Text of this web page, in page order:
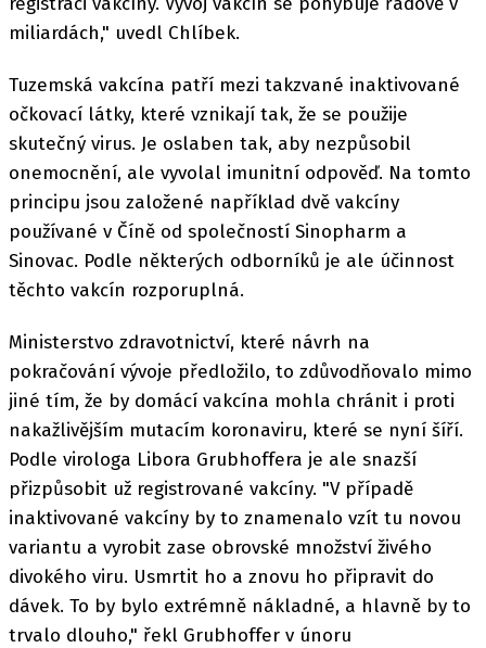
miliardách," uvedl Chlíbek.
Tuzemská vakcína patří mezi takzvané inaktivované
očkovací látky, které vznikají tak, že se použije
skutečný virus. Je oslaben tak, aby nezpůsobil
onemocnění, ale vyvolal imunitní odpověď. Na tomto
principu jsou založené například dvě vakcíny
používané v Číně od společností Sinopharm a
Sinovac. Podle některých odborníků je ale účinnost
těchto vakcín rozporuplná.
Ministerstvo zdravotnictví, které návrh na
pokračování vývoje předložilo, to zdůvodňovalo mimo
jiné tím, že by domácí vakcína mohla chránit i proti
nakažlivějším mutacím koronaviru, které se nyní šíří.
Podle virologa Libora Grubhoffera je ale snazší
přizpůsobit už registrované vakcíny. "V případě
inaktivované vakcíny by to znamenalo vzít tu novou
variantu a vyrobit zase obrovské množství živého
divokého viru. Usmrtit ho a znovu ho připravit do
dávek. To by bylo extrémně nákladné, a hlavně by to
trvalo dlouho," řekl Grubhoffer v únoru